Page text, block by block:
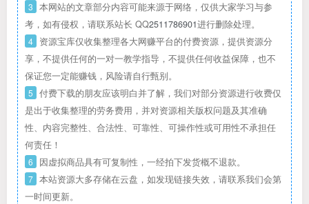
3 本网站的文章部分内容可能来源于网络，仅供大家学习与参
考，如有侵权，请联系站长 QQ2511786901进行删除处理。
4 资源宝库仅收集整理各大网赚平台的付费资源，提供资源分
享，不提供任何的一对一教学指导，不提供任何收益保障，也不
保证您一定能赚钱，风险请自行甄别。
5 付费下载的朋友应该明白并了解，我们对部分资源进行收费仅
是出于收集整理的劳务费用，并对资源相关版权问题及其准确
性、内容完整性、合法性、可靠性、可操作性或可用性不承担任
何责任！
6 因虚拟商品具有可复制性，一经拍下发货概不退款。
7 本站资源大多存储在云盘，如发现链接失效，请联系我们会第
一时间更新。